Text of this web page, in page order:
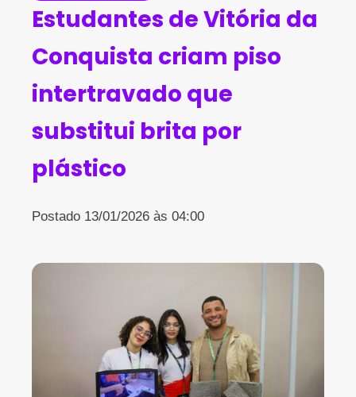
Estudantes de Vitória da
Conquista criam piso
intertravado que
substitui brita por
plástico
Postado 13/01/2026 às 04:00